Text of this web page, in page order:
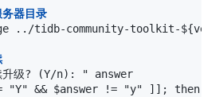
器目录
../tidb-community-toolkit-
升级? (Y/n): " answer
&& $answer != "y" ]]; then